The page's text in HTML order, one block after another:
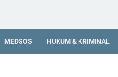
MEDSOS HUKUM & KRIMINAL